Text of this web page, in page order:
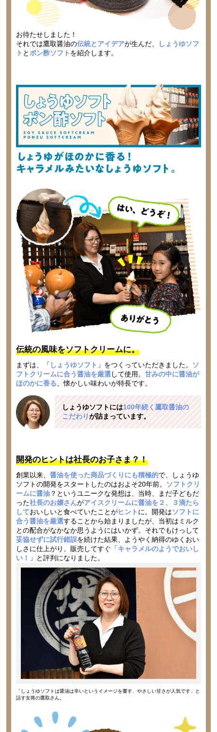
お待たせしました！
それでは鷹取醤油の伝統とアイデアが生んだ、
しょうゆソフ
ト と ポン酢ソフト を紹介します。
伝統の風味をソフトクリームに。
まずは、 「しょうゆソフト」 をつくっていただきました。 ソ
フトクリームに合う醤油を厳選して使用。甘みの中に醤油が
ほのかに香る、懐かしい味わいが特長です。
しょうゆソフトには100年続く鷹取醤油の
こだわりが詰まっています。
開発のヒントは社長のお子さま？！
創業以来、醤油を使った商品づくりにも積極的で、しょうゆ
ソフトの開発をスタートしたのはおよそ20年前。 ソフトクリ
ームに醤油 ？というユニークな発想は、当時、まだ子どもだ
った社長のお嬢さんがアイスクリームに醤油を２、３滴たら
しておいしいと食べていたことがヒント に。開発はソフトに
合う醤油を厳選することから始まりましたが、当初はミルク
との配合がなかなか思うようにはいかず。それでもけっして
妥協せずに試行錯誤を続けた結果、ようやく納得のゆくおい
しさに仕上がり、販売してすぐ 「キャラメルのようでおいし
い！」 と評判になりました。
「しょうゆソフトは醤油は辛いというイメージを覆す、やさしい甘さが人気です」と
話す女将の鷹取さん。